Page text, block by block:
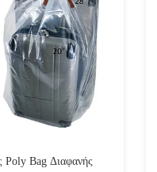
Poly Bag Διαφανής